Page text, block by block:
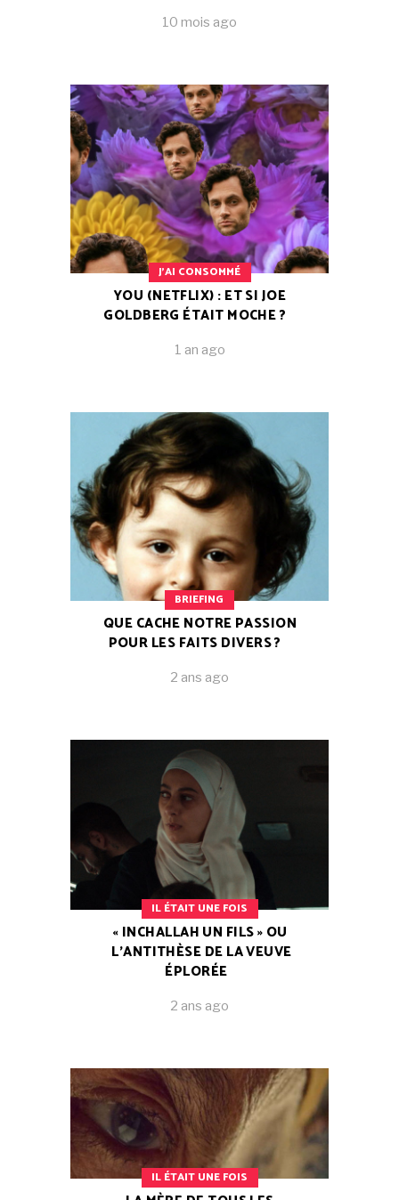
10 mois ago
J'AI CONSOMMÉ
YOU (NETFLIX) : ET SI JOE
GOLDBERG ÉTAIT MOCHE ?
1 an ago
BRIEFING
QUE CACHE NOTRE PASSION
POUR LES FAITS DIVERS ?
2 ans ago
IL ÉTAIT UNE FOIS
« INCHALLAH UN FILS » OU
L’ANTITHÈSE DE LA VEUVE
ÉPLORÉE
2 ans ago
IL ÉTAIT UNE FOIS